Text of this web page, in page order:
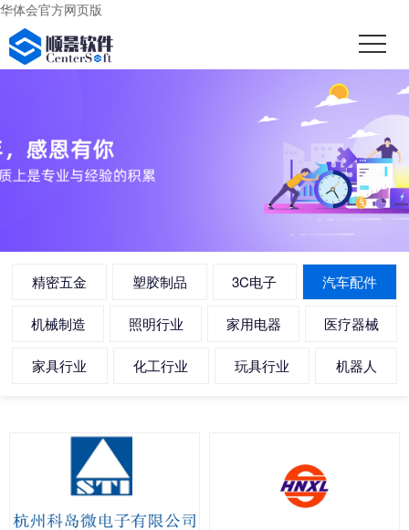
华体会官方网页版
精密五金 塑胶制品 3C电子 汽车配件
机械制造 照明行业 家用电器 医疗器械
家具行业 化工行业 玩具行业 机器人